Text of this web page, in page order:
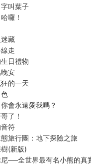
叫葉子
囉！
藏
走
日禮物
安
的一天
會永遠愛我嗎？
了！
符
旅行團：地下探險之旅
(新版)
──全世界最有名小熊的真